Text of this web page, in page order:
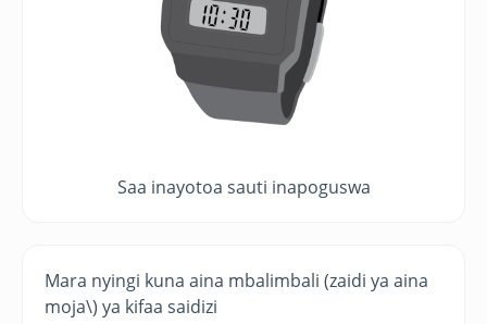
Saa inayotoa sauti inapoguswa
Mara nyingi kuna aina mbalimbali (zaidi ya aina
moja\) ya kifaa saidizi